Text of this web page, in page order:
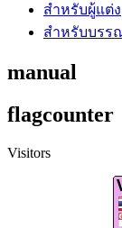
สำหรับผู้แต่ง
สำหรับบรร
manual
flagcounter
Visitors